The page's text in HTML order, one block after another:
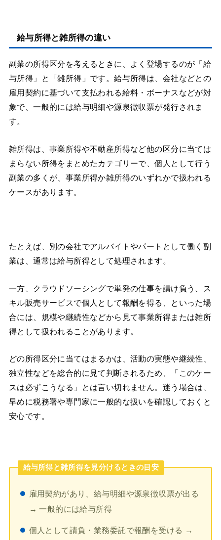
給与所得と雑所得の違い
副業の所得区分を考えるときに、よく登場するのが「給
与所得」と「雑所得」です。給与所得は、会社などとの
雇用契約に基づいて支払われる給料・ボーナスなどが対
象で、一般的には給与明細や源泉徴収票が発行されま
す。
雑所得は、事業所得や不動産所得など他の区分に当ては
まらない所得をまとめたカテゴリーで、個人として行う
副業の多くが、事業所得か雑所得のいずれかで扱われる
ケースがあります。
たとえば、別の会社でアルバイトやパートとして働く副
業は、通常は給与所得として処理されます。
一方、クラウドソーシングで単発の仕事を請け負う、ス
キル販売サービスで個人として報酬を得る、といった場
合には、規模や継続性などから見て事業所得または雑所
得として扱われることがあります。
どの所得区分に当てはまるかは、活動の実態や継続性、
独立性などを総合的に見て判断されるため、「このケー
スは必ずこうなる」とは言い切れません。迷う場合は、
早めに税務署や専門家に一般的な扱いを確認しておくと
安心です。
給与所得と雑所得を見分けるときの目安
雇用契約があり、給与明細や源泉徴収票が出る
→ 一般的には給与所得
個人として請負・業務委託で報酬を受ける →